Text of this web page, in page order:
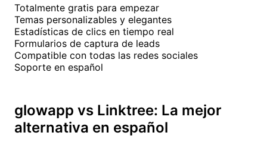
Totalmente gratis para empezar
Temas personalizables y elegantes
Estadísticas de clics en tiempo real
Formularios de captura de leads
Compatible con todas las redes sociales
Soporte en español
glowapp vs Linktree: La mejor
alternativa en español